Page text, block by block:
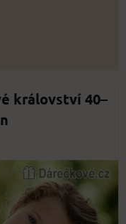
království 40–